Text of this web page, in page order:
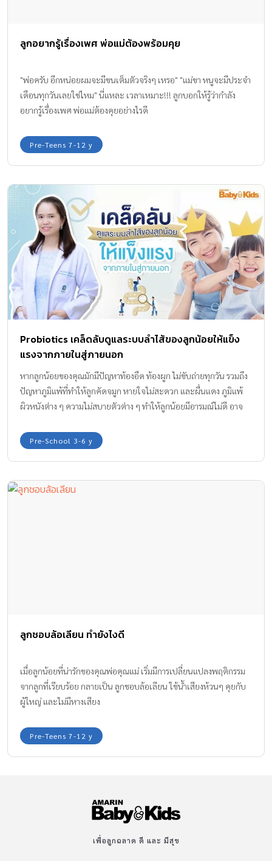
ลูกอยากรู้เรื่องเพศ พ่อแม่ต้องพร้อมคุย
"พ่อครับ อีกหน่อยผมจะมีขนเต็มตัวจริงๆ เหรอ" "แม่ขา หนูจะมีประจำ
เดือนทุกวันเลยใช่ไหม" นี่แหละ เวลาเหมาะ!!! ลูกบอกให้รู้ว่ากำลัง
อยากรู้เรื่องเพศ พ่อแม่ต้องคุยอย่างไรดี
Pre-Teens 7-12 y
Probiotics เคล็ดลับดูแลระบบลำไส้ของลูกน้อยให้แข็ง
แรงจากภายในสู่ภายนอก
หากลูกน้อยของคุณมักมีปัญหาท้องอืด ท้องผูก ไม่ขับถ่ายทุกวัน รวมถึง
ปัญหาภูมิแพ้ที่ทำให้ลูกคัดจมูก หายใจไม่สะดวก และผื่นแดง ภูมิแพ้
ผิวหนังต่าง ๆ ความไม่สบายตัวต่าง ๆ ทำให้ลูกน้อยมีอารมณ์ไม่ดี อาจ
ให้เกิดปัญหาสุขภาพต่าง ๆ ตามมา กองบรรณาธิการ Amarin Baby &
Kids มีคำแนะนำจากคุณหมอใหม่ รศ.พญ.รวีรัตน์ สิชฌรังษี กุมารแพทย์
เคล็ดลับการดูแลระบบลำไส้ของลูกน้อยให้กลับมาสมดุล และแข็งแรง
จากภายในสู่ภายนอกมาฝากค่ะ
Pre-School 3-6 y
ลูกชอบล้อเลียน ทำยังไงดี
เมื่อลูกน้อยที่น่ารักของคุณพ่อคุณแม่ เริ่มมีการเปลี่ยนแปลงพฤติกรรม
จากลูกที่เรียบร้อย กลายเป็น ลูกชอบล้อเลียน ใช้น้ำเสียงห้วนๆ คุยกับ
ผู้ใหญ่ และไม่มีหางเสียง
Pre-Teens 7-12 y
เพื่อลูกฉลาด ดี และ มีสุข